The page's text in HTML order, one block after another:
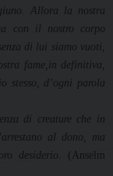
Allora la nostra
con il nostro corpo
di lui siamo vuoti,
fame,in definitiva,
stesso, d’ogni parola
di creature che in
al dono, ma
desiderio.
(Anselm